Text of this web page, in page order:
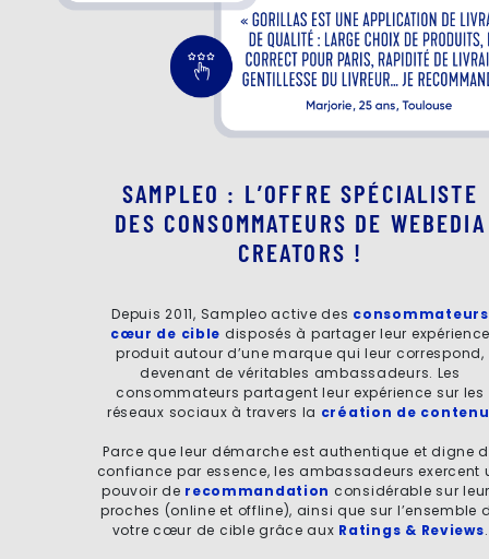
SAMPLEO : L’OFFRE SPÉCIALISTE
DES CONSOMMATEURS DE WEBEDIA
CREATORS !
Depuis 2011, Sampleo active des consommateurs
cœur de cible disposés à partager leur
produit autour d’une marque qui leur correspond,
devenant de véritables ambassadeurs. Les
consommateurs partagent leur expérience sur les
réseaux sociaux à travers la création de contenu
Parce que leur démarche est authentique et digne
confiance par essence, les ambassadeurs exercent
pouvoir de recommandation considérable sur
proches (online et offline), ainsi que sur l’ensemble
votre cœur de cible grâce aux Ratings & Reviews.